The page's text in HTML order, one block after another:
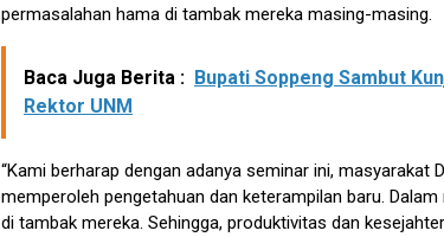
permasalahan hama di tambak mereka masing-masing.
Baca Juga Berita : Bupati Soppeng Sambut
Rektor UNM
“Kami berharap dengan adanya seminar ini, masyarakat
memperoleh pengetahuan dan keterampilan baru.
di tambak mereka. Sehingga, produktivitas dan